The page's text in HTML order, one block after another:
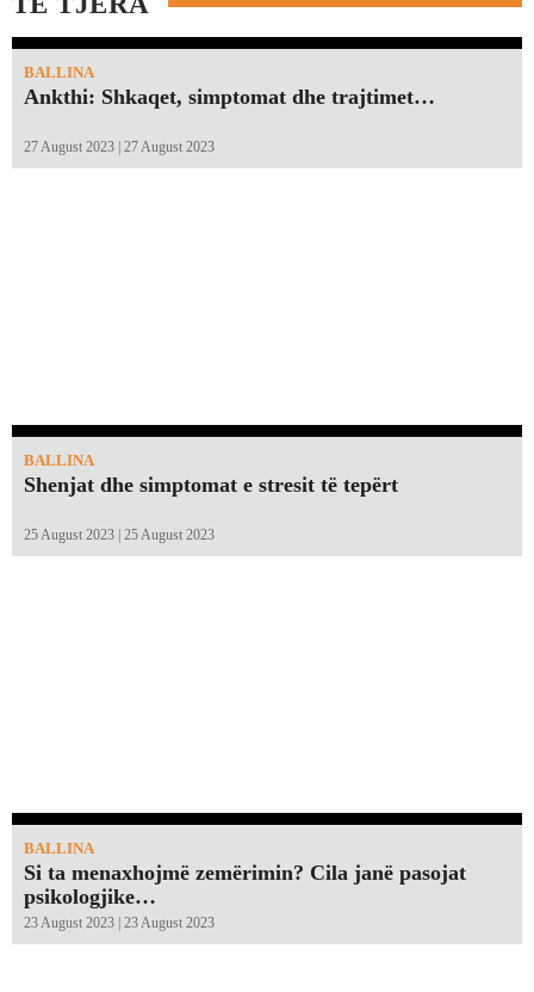
BALLINA
Ankthi: Shkaqet, simptomat dhe trajtimet…
27 August 2023 | 27 August 2023
BALLINA
Shenjat dhe simptomat e stresit të tepërt
25 August 2023 | 25 August 2023
BALLINA
Si ta menaxhojmë zemërimin? Cila janë pasojat
psikologjike…
23 August 2023 | 23 August 2023